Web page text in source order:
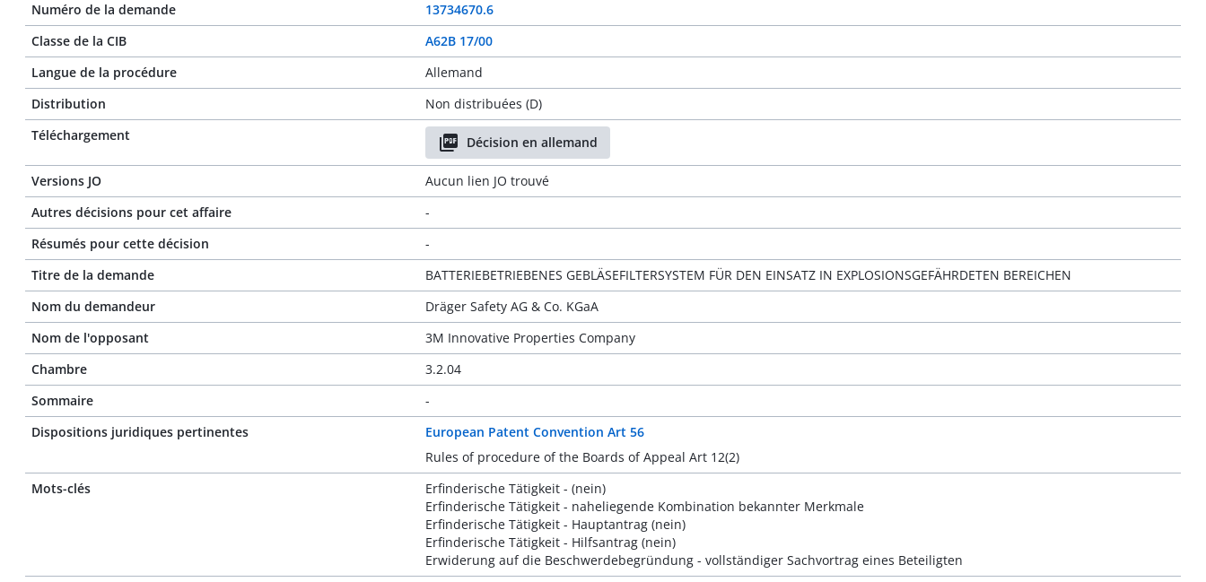
Numéro de la demande
13734670.6
Classe de la CIB
A62B 17/00
Langue de la procédure
Allemand
Distribution
Non distribuées (D)
Téléchargement
Décision en allemand
Versions JO
Aucun lien JO trouvé
Autres décisions pour cet affaire
-
Résumés pour cette décision
-
Titre de la demande
BATTERIEBETRIEBENES GEBLÄSEFILTERSYSTEM FÜR DEN EINSATZ IN EXPLOSIONSGEFÄHRDETEN BEREICHEN
Nom du demandeur
Dräger Safety AG & Co. KGaA
Nom de l'opposant
3M Innovative Properties Company
Chambre
3.2.04
Sommaire
-
Dispositions juridiques pertinentes
European Patent Convention Art 56
Rules of procedure of the Boards of Appeal Art 12(2)
Mots-clés
Erfinderische Tätigkeit - (nein)
Erfinderische Tätigkeit - naheliegende Kombination bekannter Merkmale
Erfinderische Tätigkeit - Hauptantrag (nein)
Erfinderische Tätigkeit - Hilfsantrag (nein)
Erwiderung auf die Beschwerdebegründung - vollständiger Sachvortrag eines Beteiligten